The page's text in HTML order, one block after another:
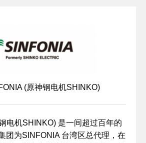
(原神钢电机SHINKO)
电机SHINKO) 是一间超过百年的
团为SINFONIA 台湾区总代理，在